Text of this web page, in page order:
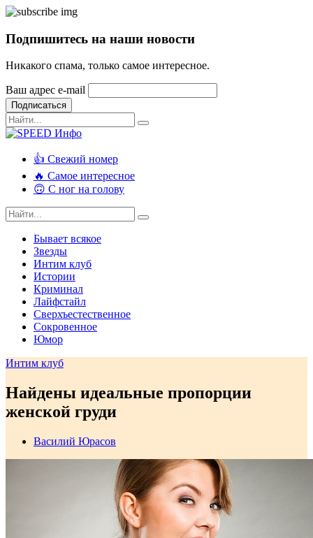
Подпишитесь на наши новости
Никакого спама, только самое интересное.
Ваш адрес e-mail
Подписаться
👍 Свежий номер
🔥 Самое интересное
🙃 С ног на голову
Бывает всякое
Звезды
Интим клуб
Истории
Криминал
Лайфстайл
Сверхъестественное
Сокровенное
Юмор
Интим клуб
Найдены идеальные пропорции
женской груди
Василий Юрасов